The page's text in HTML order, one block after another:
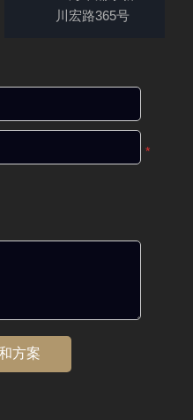
川宏路365号
*